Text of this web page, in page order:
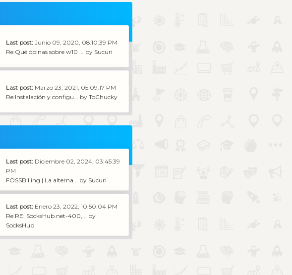
Last post:Junio 09, 2020, 08:10:39 PM
Re:Qué opinas sobre w10 ... by Sucuri
Last post: Marzo 23, 2021, 05:09:17 PM
Re:Instalación y configu... byToChucky
Last post: Diciembre 02, 2024, 03:45:39
PM
FOSSBilling | La alterna...
by Sucuri
Last post: Enero 23, 2022, 10:50:04 PM
Re:RE: SocksHub.net-400,...
by
SocksHub